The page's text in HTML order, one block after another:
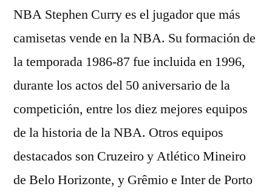
NBA Stephen Curry es el jugador que más
camisetas vende en la NBA. Su formación de
la temporada 1986-87 fue incluida en 1996,
durante los actos del 50 aniversario de la
competición, entre los diez mejores equipos
de la historia de la NBA. Otros equipos
destacados son Cruzeiro y Atlético Mineiro
de Belo Horizonte, y Grêmio e Inter de Porto